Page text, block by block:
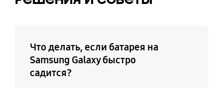
Что делать, если батарея на
Samsung Galaxy быстро
садится?